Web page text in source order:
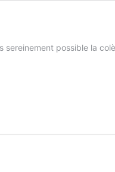
possible la